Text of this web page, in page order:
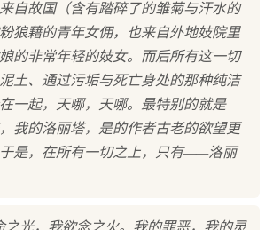
自故国（含有踏碎了的雏菊与汗水的
狼藉的青年女佣，也来自外地妓院里
的非常年轻的妓女。而后所有这一切
土、通过污垢与死亡身处的那种纯洁
一起，天哪，天哪。最特别的就是
我的洛丽塔，是的作者古老的欲望更
是，在所有一切之上，只有——洛丽
之光，我欲念之火。我的罪恶，我的灵